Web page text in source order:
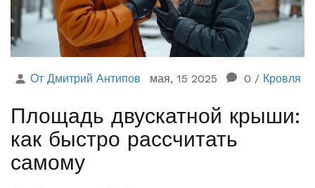
От Дмитрий Антипов мая, 15 2025 0 / Кровля
Площадь двускатной крыши:
как быстро рассчитать
самому